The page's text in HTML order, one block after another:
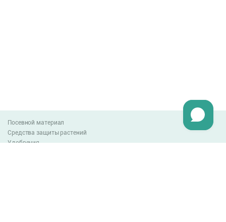
Посевной материал
Средства защиты растений
Удобрения